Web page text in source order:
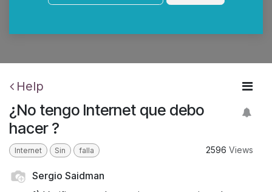
Help
¿No tengo Internet que debo
hacer ?
Internet Sin falla 2596 Views
Sergio Saidman